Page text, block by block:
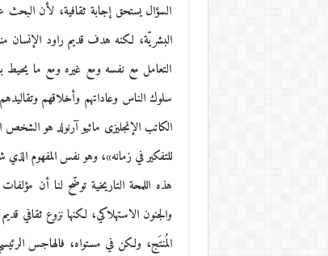
السؤال يستحق إجابة ثقافية، لأن
البشريّة، لكنه هدف قديم راود الإنسان
التعامل مع نفسه ومع غيره ومع ما يحيط
سلوك الناس وعاداتهم وأخلاقهم
الكاتب الإنجليزى ماثيو آرنولد هو
للتفكير في زمانه»، وهو نفس المفهوم الذي
هذه اللمحة التاريخية توضّح لنا أن
والجنون الاستهلاكي، لكنها نزوع ثقافي
المُنتَج، ولكن في مستواه، فالهاجس